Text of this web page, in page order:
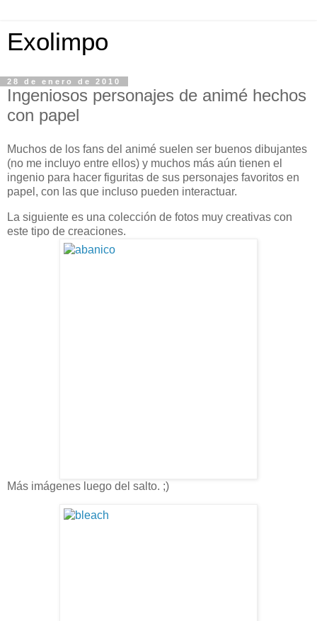
Exolimpo
28 de enero de 2010
Ingeniosos personajes de animé hechos
con papel
Muchos de los fans del animé suelen ser buenos dibujantes
(no me incluyo entre ellos) y muchos más aún tienen el
ingenio para hacer figuritas de sus personajes favoritos en
papel, con las que incluso pueden interactuar.
La siguiente es una colección de fotos muy creativas con
este tipo de creaciones.
Más imágenes luego del salto. ;)